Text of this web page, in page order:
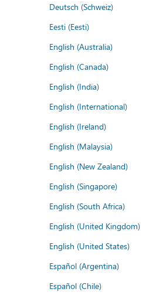
Deutsch (Schweiz)
Eesti (Eesti)
English (Australia)
English (Canada)
English (India)
English (International)
English (Ireland)
English (Malaysia)
English (New Zealand)
English (Singapore)
English (South Africa)
English (United Kingdom)
English (United States)
Español (Argentina)
Español (Chile)